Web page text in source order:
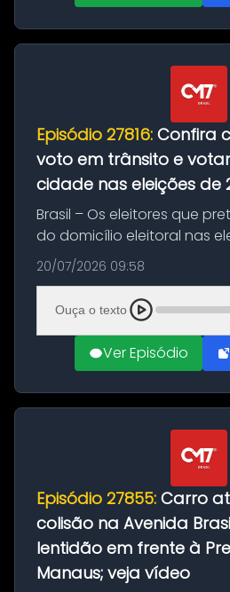
Episódio 27816: Confira
voto em trânsito e
cidade nas eleições de
Brasil – Os eleitores que
do domicílio eleitoral nas
podem solicitar o voto em
desta segunda-feira (20).
feito até 20 de ag...
20/07/2026 09:58
Ouça o texto
Ver Episódio
Episódio 27855: Carro
colisão na Avenida
lentidão em frente à
Manaus; veja vídeo